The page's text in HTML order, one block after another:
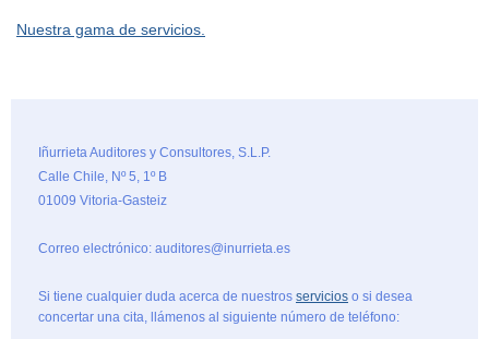
Nuestra gama de servicios.
Iñurrieta Auditores y Consultores, S.L.P.
Calle Chile, Nº 5, 1º B
01009 Vitoria-Gasteiz
Correo electrónico: auditores@inurrieta.es
Si tiene cualquier duda acerca de nuestros servicios o si desea
concertar una cita, llámenos al siguiente número de teléfono: